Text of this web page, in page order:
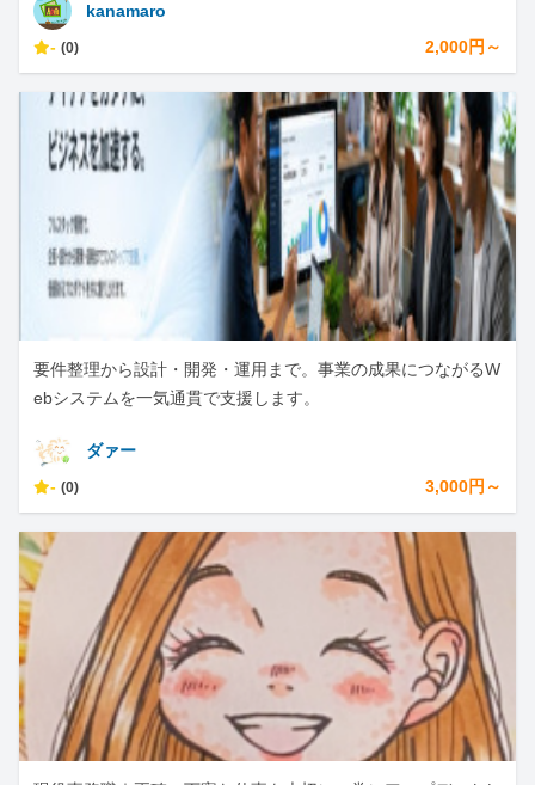
kanamaro
- (0) 2,000円～
要件整理から設計・開発・運用まで。事業の成果につながるW
ebシステムを一気通貫で支援します。
ダァー
- (0) 3,000円～